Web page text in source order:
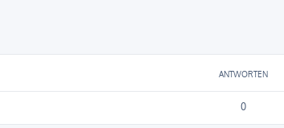
ANTWORTEN
0